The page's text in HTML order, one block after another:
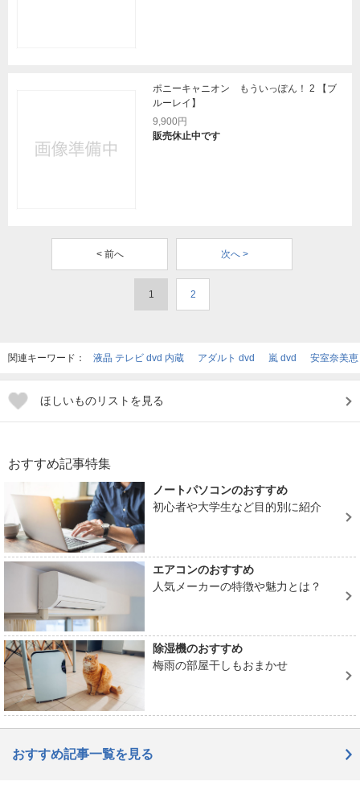
ポニーキャニオン もういっぽん！ 2 【ブ
ルーレイ】
9,900円
販売休止中です
< 前へ 次へ >
1 2
関連キーワード： 液晶 テレビ dvd 内蔵 アダルト dvd 嵐 dvd 安室奈美
ほしいものリストを見る
おすすめ記事特集
ノートパソコンのおすすめ
初心者や大学生など目的別に紹介
エアコンのおすすめ
人気メーカーの特徴や魅力とは？
除湿機のおすすめ
梅雨の部屋干しもおまかせ
おすすめ記事一覧を見る